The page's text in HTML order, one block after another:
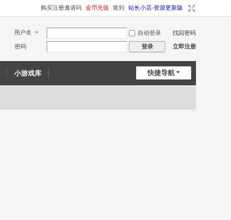
购买注册邀请码 金币充值 签到 站长小店-资源更新版
用户名 自动登录
找回密码
密码
登录 立即注册
快捷导航
小游戏库